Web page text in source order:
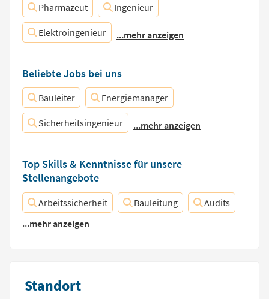
Pharmazeut Ingenieur
Elektroingenieur ...mehr anzeigen
Beliebte Jobs bei uns
Bauleiter Energiemanager
Sicherheitsingenieur ...mehr anzeigen
Top Skills & Kenntnisse für unsere
Stellenangebote
Arbeitssicherheit Bauleitung
Audits
...mehr anzeigen
Standort